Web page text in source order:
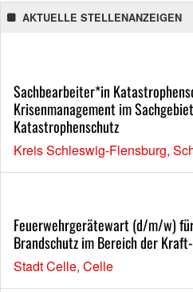
AKTUELLE STELLENANZEIGEN
Sachbearbeiter*in
Krisenmanagement im
Katastrophenschutz
Kreis Schleswig-Flensburg,
Feuerwehrgerätewart (d/m/w)
Brandschutz im Bereich der
Stadt Celle, Celle